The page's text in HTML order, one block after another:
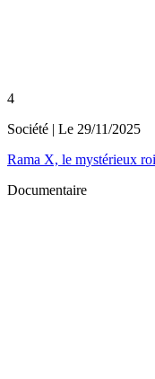
4
Société | Le 29/11/2025
Rama X, le mystérieux
Documentaire